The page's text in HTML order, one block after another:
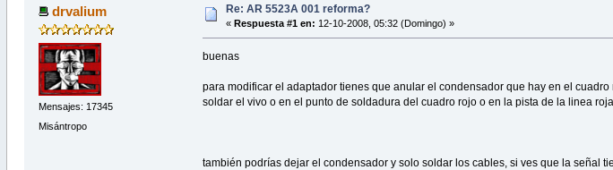
drvalium
Mensajes: 17345
Misántropo
Re: AR 5523A 001 reforma?
« Respuesta #1 en: 12-10-2008, 05:32 (Domingo) »
buenas
para modificar el adaptador tienes que anular el condensador que hay en el
soldar el vivo o en el punto de soldadura del cuadro rojo o en la pista de la linea
también podrías dejar el condensador y solo soldar los cables, si ves que la señal